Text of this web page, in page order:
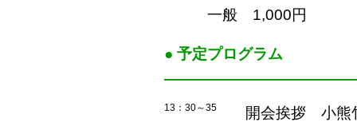
一般 1,000円
● 予定プログラム
13：30～35 開会挨拶 小熊